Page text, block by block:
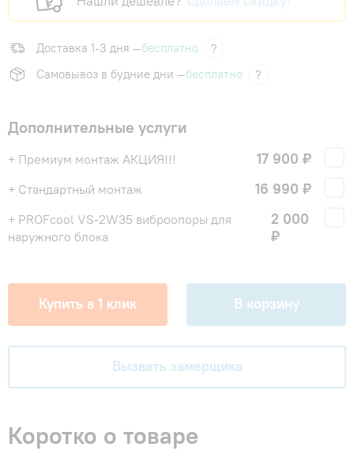
Доставка 1-3 дня —бесплатно
?
Самовывоз в будние дни —бесплатно ?
Дополнительные услуги
+ Премиум монтаж АКЦИЯ!!! 17 900 ₽
+ Стандартный монтаж 16 990 ₽
+ PROFcool VS-2W35 виброопоры для
наружного блока
2 000
₽
Купить в 1 клик В корзину
Вызвать замерщика
Коротко о товаре